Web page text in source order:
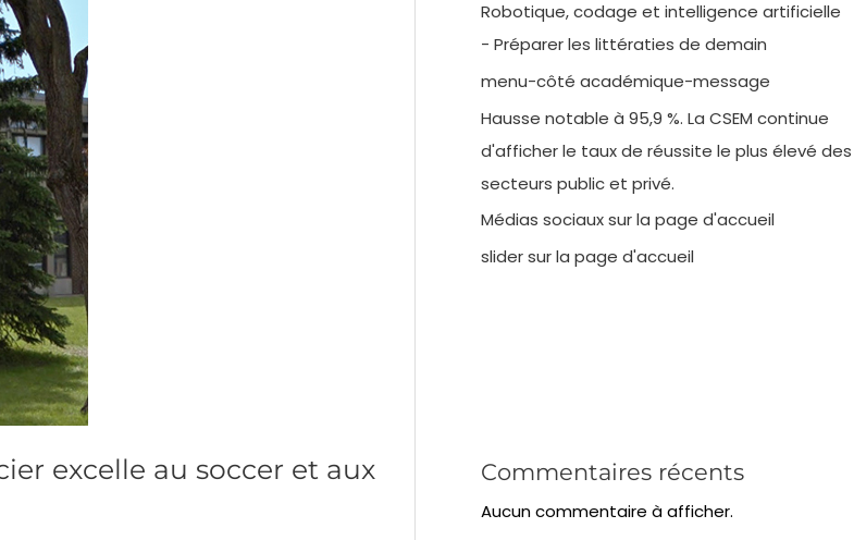
excelle au soccer et aux
Robotique, codage et intelligence artificielle
- Préparer les littératies de demain
menu-côté académique-message
Hausse notable à 95,9 %. La CSEM continue
d'afficher le taux de réussite le plus élevé des
secteurs public et privé.
Médias sociaux sur la page d'accueil
slider sur la page d'accueil
Commentaires récents
Aucun commentaire à afficher.